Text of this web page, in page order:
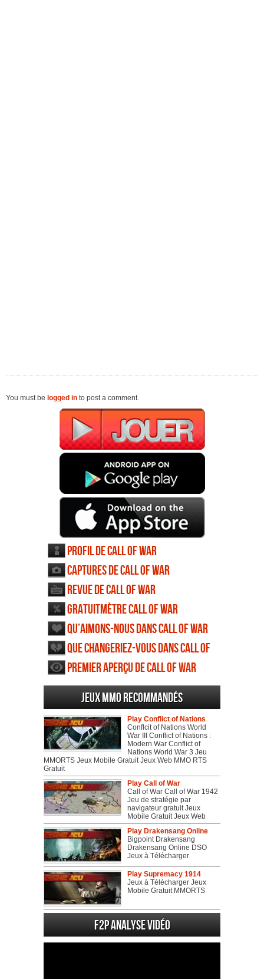
You must be logged in to post a comment.
Profil de Call of War
Captures de Call of War
Revue de Call of War
Gratuitmètre Call of War
Qu’aimons-nous dans Call of War
Que changeriez-vous dans Call of
War
Premier aperçu de Call of War
Jeux MMO recommandés
Play Conflict of Nations
Conflcit of Nations World
War III Conflict of Nations :
Modern War Conflict of
Nations World War 3 Jeu
MMORTS Jeux Mobile Gratuit Jeux Web MMO RTS
Gratuit
Play Call of War
Call of War Call of War 1942
Jeu de stratégie par
navigateur gratuit Jeux
Mobile Gratuit Jeux Web
Play Drakensang Online
Bigpoint Drakensang
Drakensang Online DSO
Jeux à Télécharger
Play Supremacy 1914
Jeux à Télécharger Jeux
Mobile Gratuit MMORTS
F2P Analyse vidéo